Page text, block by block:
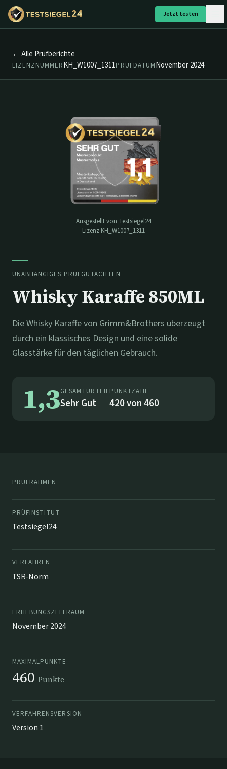
Jetzt testen
← Alle Prüfberichte
LIZENZNUMMERKH_W1007_1311PRÜFDATUMNovember 2024
Ausgestellt von Testsiegel24
Lizenz KH_W1007_1311
UNABHÄNGIGES PRÜFGUTACHTEN
Whisky Karaffe 850ML
Die Whisky Karaffe von Grimm&Brothers überzeugt
durch ein klassisches Design und eine solide
Glasstärke für den täglichen Gebrauch.
1,3GESAMTURTEIL
Sehr Gut
PUNKTZAHL
420von460
PRÜFRAHMEN
PRÜFINSTITUT
Testsiegel24
VERFAHREN
TSR-Norm
ERHEBUNGSZEITRAUM
November 2024
MAXIMALPUNKTE
460 Punkte
VERFAHRENSVERSION
Version 1